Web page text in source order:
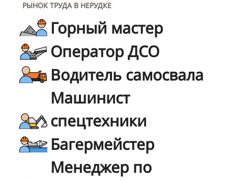
РЫНОК ТРУДА В НЕРУДКЕ
Горный мастер
Оператор ДСО
Водитель самосвала
Машинист
спецтехники
Багермейстер
Менеджер по